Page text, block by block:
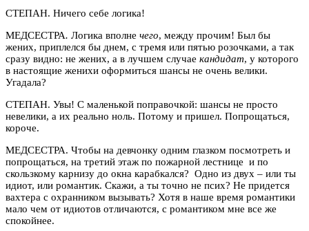
СТЕПАН. Ничего себе логика!
МЕДСЕСТРА. Логика вполне чего, между прочим! Был бы
жених, приплелся бы днем, с тремя или пятью розочками, а так
сразу видно: не жених, а в лучшем случае кандидат, у которого
в настоящие женихи оформиться шансы не очень велики.
Угадала?
СТЕПАН. Увы! С маленькой поправочкой: шансы не просто
невелики, а их реально ноль. Потому и пришел. Попрощаться,
короче.
МЕДСЕСТРА. Чтобы на девчонку одним глазком посмотреть и
попрощаться, на третий этаж по пожарной лестнице и по
скользкому карнизу до окна карабкался? Одно из двух – или ты
идиот, или романтик. Скажи, а ты точно не псих? Не придется
вахтера с охранником вызывать? Хотя в наше время романтики
мало чем от идиотов отличаются, с романтиком мне все же
спокойнее.